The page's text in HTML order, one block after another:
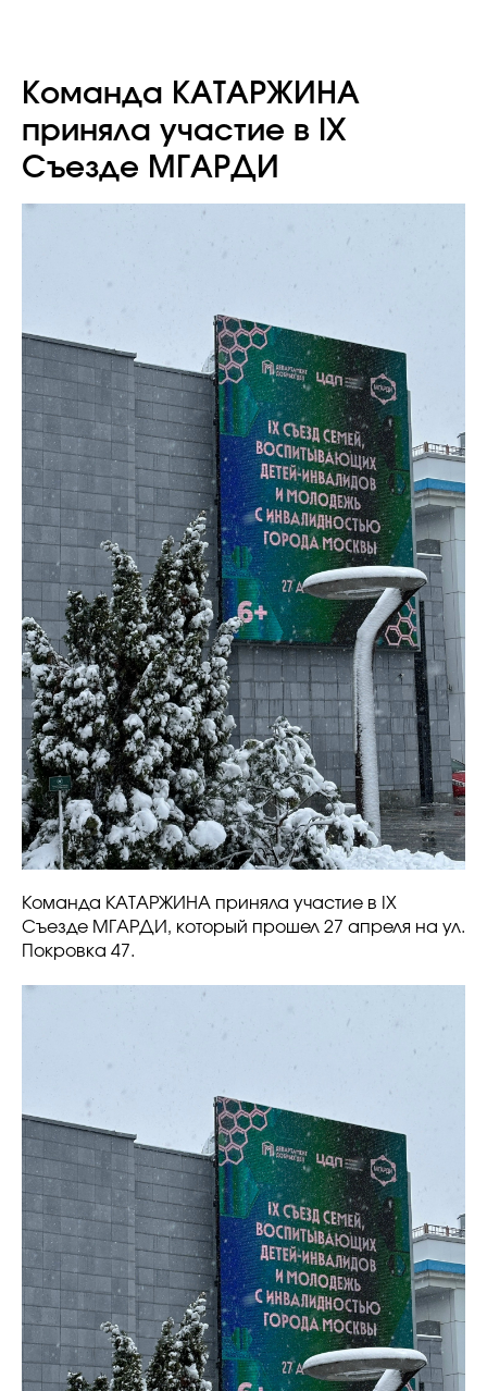
Команда КАТАРЖИНА
приняла участие в IX
Съезде МГАРДИ
Команда КАТАРЖИНА приняла участие в IX
Съезде МГАРДИ, который прошел 27 апреля на ул.
Покровка 47.